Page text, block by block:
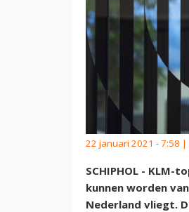
22 januari 2021 - 7:58 |
SCHIPHOL -
kunnen worden
Nederland vliegt.